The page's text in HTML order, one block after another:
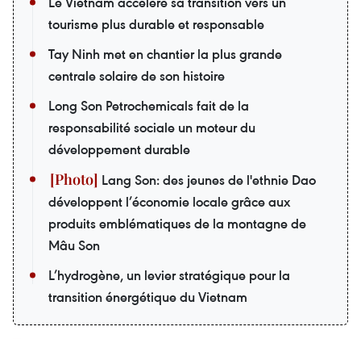
tourisme plus durable et responsable
Tay Ninh met en chantier la plus grande
centrale solaire de son histoire
Long Son Petrochemicals fait de la
responsabilité sociale un moteur du
développement durable
Lang Son: des jeunes de l'ethnie Dao
développent l’économie locale grâce aux
produits emblématiques de la montagne de
Mâu Son
L’hydrogène, un levier stratégique pour la
transition énergétique du Vietnam